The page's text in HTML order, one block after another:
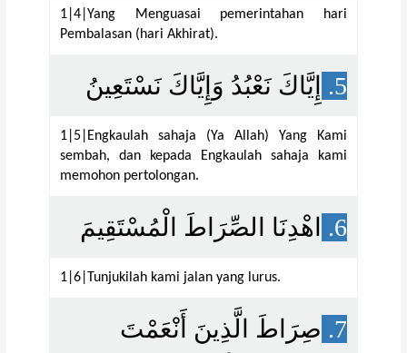
1|4|Yang Menguasai pemerintahan hari
Pembalasan (hari Akhirat).
5. إِيَّاكَ نَعْبُدُ وَإِيَّاكَ نَسْتَعِينُ
1|5|Engkaulah sahaja (Ya Allah) Yang Kami
sembah, dan kepada Engkaulah sahaja kami
memohon pertolongan.
6. اهْدِنَا الصِّرَاطَ الْمُسْتَقِيمَ
1|6|Tunjukilah kami jalan yang lurus.
7. صِرَاطَ الَّذِينَ أَنْعَمْتَ